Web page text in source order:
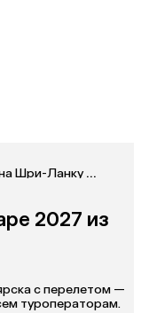
Ланку из Красноярска
2027 из
с перелетом —
туроператорам.